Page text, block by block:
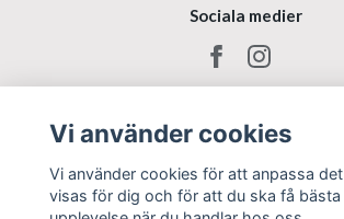
Sociala medier
Vi använder cookies
Vi använder cookies för att anpassa
visas för dig och för att du ska få bästa